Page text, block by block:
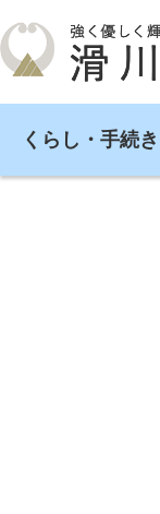
くらし・手続き